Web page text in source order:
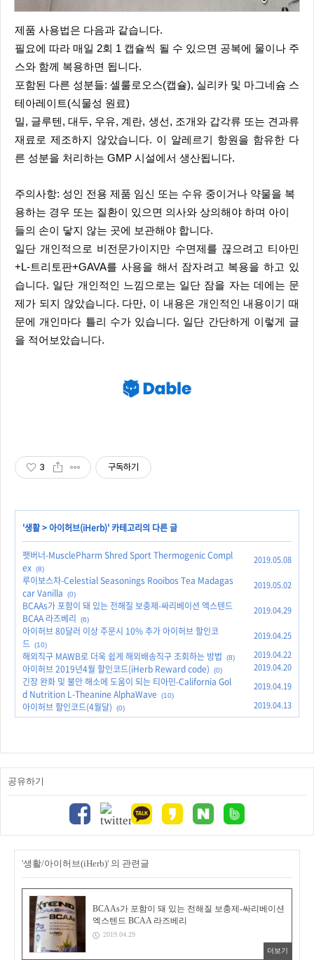
제품 사용법은 다음과 같습니다.
필요에 따라 매일 2회 1 캡슐씩 될 수 있으면 공복에 물이나 주
스와 함께 복용하면 됩니다.
포함된 다른 성분들: 셀룰로오스(캡슐), 실리카 및 마그네슘 스
테아레이트(식물성 원료)
밀, 글루텐, 대두, 우유, 계란, 생선, 조개와 갑각류 또는 견과류
재료로 제조하지 않았습니다. 이 알레르기 항원을 함유한 다
른 성분을 처리하는 GMP 시설에서 생산됩니다.
주의사항: 성인 전용 제품 임신 또는 수유 중이거나 약물을 복
용하는 경우 또는 질환이 있으면 의사와 상의해야 하며 아이
들의 손이 닿지 않는 곳에 보관해야 합니다.
일단 개인적으로 비전문가이지만 수면제를 끊으려고 티아민
+L-트리토판+GAVA를 사용을 해서 잠자려고 복용을 하고 있
습니다. 일단 개인적인 느낌으로는 일단 잠을 자는 데에는 문
제가 되지 않았습니다. 다만, 이 내용은 개인적인 내용이기 때
문에 개인마다 틀리 수가 있습니다. 일단 간단하게 이렇게 글
을 적어보았습니다.
3 구독하기
'생활>아이허브(iHerb)' 카테고리의 다른 글
팻버너-MusclePharm Shred Sport Thermogenic Compl
ex (8)
2019.05.08
루이보스차-Celestial Seasonings Rooibos Tea Madagas
car Vanilla
(0)
2019.05.02
BCAAs가 포함이 돼 있는 전해질 보충제-싸리베이션 엑스텐드
BCAA 라즈베리
(6)
2019.04.29
아이허브 80달러 이상 주문시 10% 추가 아이허브 할인코
드 (10)
2019.04.25
해외직구 MAWB로 더욱 쉽게 해외배송직구 조회하는 방법 (8) 2019.04.22
아이허브 2019년4월 할인코드(iHerb Reward code) (0) 2019.04.20
긴장 완화 및 불안 해소에 도움이 되는 티아민-California Gol
d Nutrition L-Theanine AlphaWave
(10)
2019.04.19
아이허브 할인코드(4월달) (0) 2019.04.13
공유하기
'생활/아이허브(iHerb)' 의 관련글
BCAAs가 포함이 돼 있는 전해질 보충제-싸리베이션
엑스텐드 BCAA 라즈베리
2019.04.29
더보기